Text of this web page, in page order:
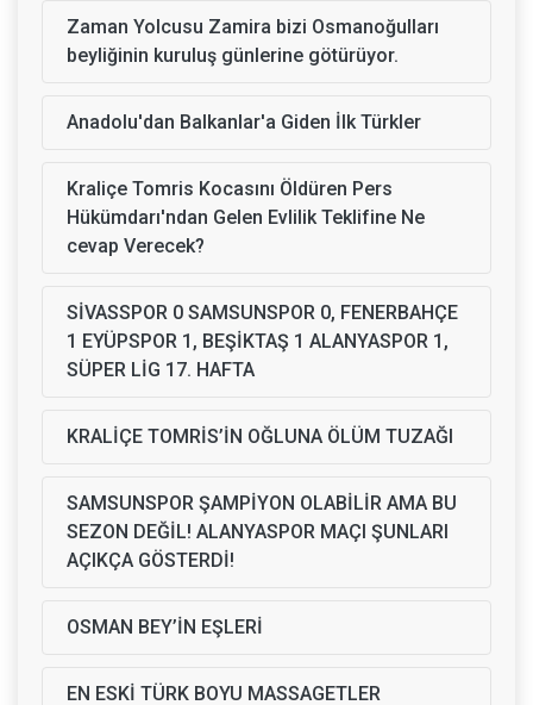
Zaman Yolcusu Zamira bizi Osmanoğulları
beyliğinin kuruluş günlerine götürüyor.
Anadolu'dan Balkanlar'a Giden İlk Türkler
Kraliçe Tomris Kocasını Öldüren Pers
Hükümdarı'ndan Gelen Evlilik Teklifine Ne
cevap Verecek?
SİVASSPOR 0 SAMSUNSPOR 0, FENERBAHÇE
1 EYÜPSPOR 1, BEŞİKTAŞ 1 ALANYASPOR 1,
SÜPER LİG 17. HAFTA
KRALİÇE TOMRİS’İN OĞLUNA ÖLÜM TUZAĞI
SAMSUNSPOR ŞAMPİYON OLABİLİR AMA BU
SEZON DEĞİL! ALANYASPOR MAÇI ŞUNLARI
AÇIKÇA GÖSTERDİ!
OSMAN BEY’İN EŞLERİ
EN ESKİ TÜRK BOYU MASSAGETLER